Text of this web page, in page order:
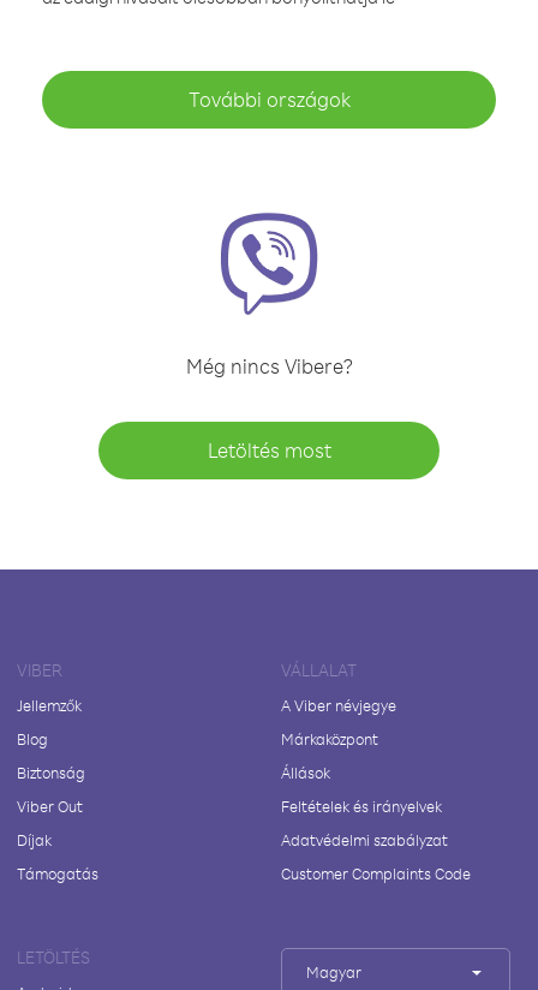
További országok
Még nincs Vibere?
Letöltés most
VIBER
Jellemzők
Blog
Biztonság
Viber Out
Díjak
Támogatás
VÁLLALAT
A Viber névjegye
Márkaközpont
Állások
Feltételek és irányelvek
Adatvédelmi szabályzat
Customer Complaints Code
LETÖLTÉS
Magyar